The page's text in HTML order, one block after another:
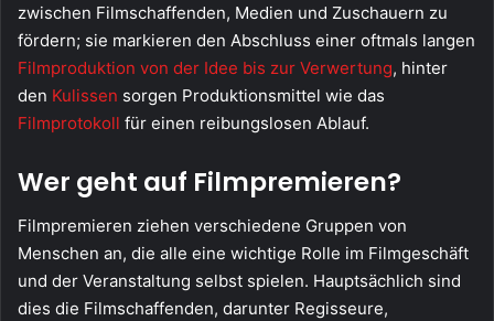
zwischen Filmschaffenden, Medien und Zuschauern zu
fördern; sie markieren den Abschluss einer oftmals langen
Filmproduktion von der Idee bis zur Verwertung, hinter
den Kulissen sorgen Produktionsmittel wie das
Filmprotokoll für einen reibungslosen Ablauf.
Wer geht auf Filmpremieren?
Filmpremieren ziehen verschiedene Gruppen von
Menschen an, die alle eine wichtige Rolle im Filmgeschäft
und der Veranstaltung selbst spielen. Hauptsächlich sind
dies die Filmschaffenden, darunter Regisseure,